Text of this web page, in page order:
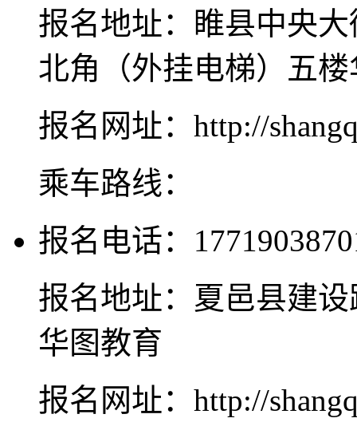
报名地址：睢县中央
北角（外挂电梯）五
报名网址：http://
乘车路线：
报名电话：
报名地址：夏邑县建
华图教育
报名网址：http://